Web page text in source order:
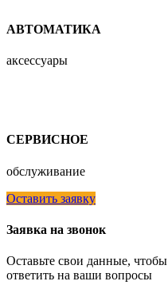
АВТОМАТИКА
аксессуары
СЕРВИСНОЕ
обслуживание
Оставить заявку
Заявка на звонок
Оставьте свои данные,
ответить на ваши вопросы